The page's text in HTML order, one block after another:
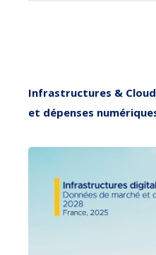
Infrastructures &
et dépenses